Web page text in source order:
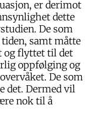
er derimot
dette
De som
samt måtte
og flyttet til det
oppfølging og
De som
det. Dermed vil
nok til å